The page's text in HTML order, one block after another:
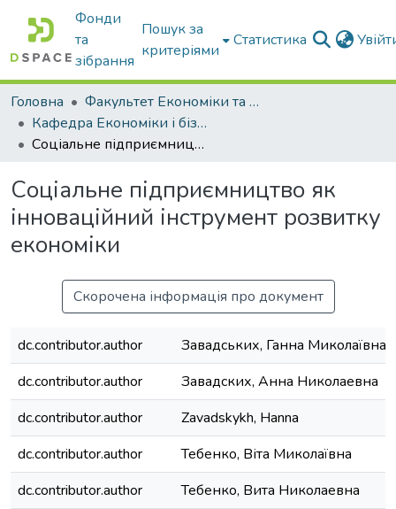
Фонди
та
зібрання
Пошук за
критеріями
Статистика
Головна
Факультет Економіки та бізнесу
Кафедра Економіки і бізнесу
Соціальне підприємництво як інноваційний інструмент розвитку економіки
Соціальне підприємництво як
інноваційний інструмент розвитку
економіки
Скорочена інформація про документ
dc.contributor.author
Завадських, Ганна Миколаївна
dc.contributor.author
Завадских, Анна Николаевна
dc.contributor.author
Zavadskykh, Hanna
dc.contributor.author
Тебенко, Віта Миколаївна
dc.contributor.author
Тебенко, Вита Николаевна